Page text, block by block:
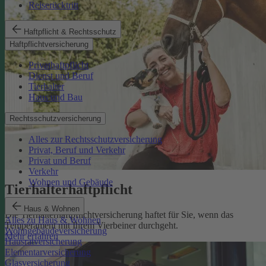
Reiserücktritt
Haftpflicht & Rechtsschutz
Haftpflichtversicherung
Privathaftpflicht
Dienst und Beruf
Tierhalter
Haus und Bau
Rechtsschutzversicherung
Alles zur Rechtsschutzversicherung
Privat, Beruf und Verkehr
Privat und Beruf
Verkehr
Wohnen und Gebäude
Haus & Wohnen
Alles zu Haus & Wohnen
Wohngebäudeversicherung
Hausratversicherung
Elementarversicherung
Glasversicherung
Tierhalterhaftpflicht
Die Tierhalterhaftpflichtversicherung haftet für Sie, wenn das
Temperament mit Ihrem Vierbeiner durchgeht.
Mehr erfahren